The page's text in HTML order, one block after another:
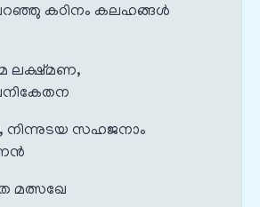
കഠിനം കലഹങ്ങൾ
ലക്ഷ്മണ,
നിന്നുടയ സഹജനാം
മത്സഖേ